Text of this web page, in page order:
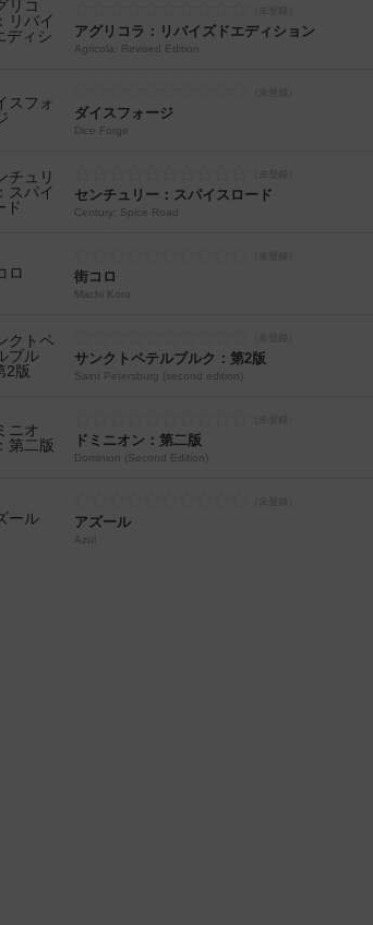
アグリコラ：リバイズドエディション
Agricola: Revised Edition
ダイスフォージ
Dice Forge
センチュリー：スパイスロード
Century: Spice Road
街コロ
Machi Koro
サンクトペテルブルク：第2版
Saint Petersburg (second edition)
ドミニオン：第二版
Dominion (Second Edition)
アズール
Azul